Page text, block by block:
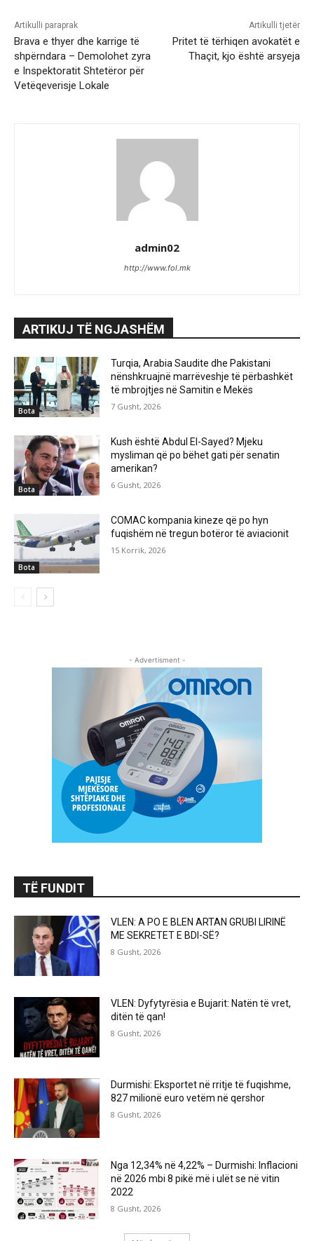
Artikulli paraprak
Brava e thyer dhe karrige të
shpërndara – Demolohet zyra
e Inspektoratit Shtetëror për
Vetëqeverisje Lokale
Artikulli tjetër
Pritet të tërhiqen avokatët e
Thaçit, kjo është arsyeja
admin02
http://www.fol.mk
ARTIKUJ TË NGJASHËM
Bota
Turqia, Arabia Saudite dhe Pakistani
nënshkruajnë marrëveshje të përbashkët
të mbrojtjes në Samitin e Mekës
7 Gusht, 2026
Bota
Kush është Abdul El-Sayed? Mjeku
mysliman që po bëhet gati për senatin
amerikan?
6 Gusht, 2026
Bota
COMAC kompania kineze që po hyn
fuqishëm në tregun botëror të aviacionit
15 Korrik, 2026
- Advertisment -
TË FUNDIT
VLEN: A PO E BLEN ARTAN GRUBI LIRINË
ME SEKRETET E BDI-SË?
8 Gusht, 2026
VLEN: Dyfytyrësia e Bujarit: Natën të vret,
ditën të qan!
8 Gusht, 2026
Durmishi: Eksportet në rritje të fuqishme,
827 milionë euro vetëm në qershor
8 Gusht, 2026
Nga 12,34% në 4,22% – Durmishi: Inflacioni
në 2026 mbi 8 pikë më i ulët se në vitin
2022
8 Gusht, 2026